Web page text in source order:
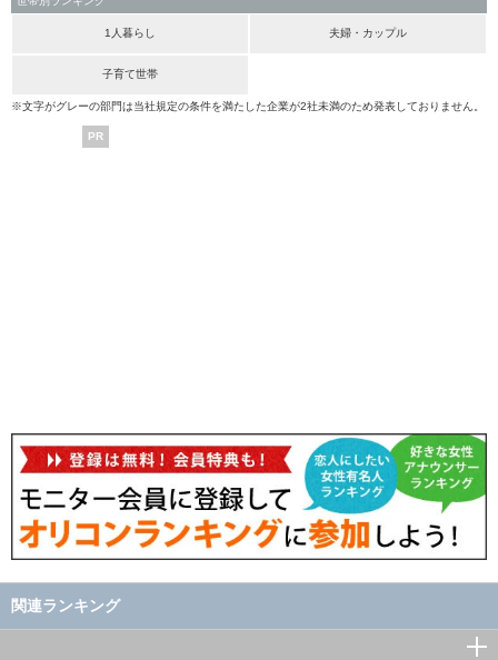
1人暮らし 夫婦・カップル
子育て世帯
※文字がグレーの部門は当社規定の条件を満たした企業が2社未満のため発表しておりません。
PR
関連ランキング